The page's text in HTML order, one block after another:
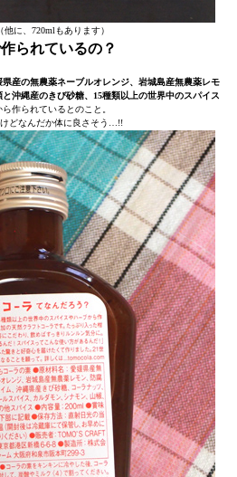
他に、720mlもあります）
られているの？
県産の無農薬ネーブルオレンジ、岩城島産無農薬レモ
沖縄産のきび砂糖、15種類以上の世界中のスパイス
ら作られているとのこと。
けどなんだか体に良さそう…!!